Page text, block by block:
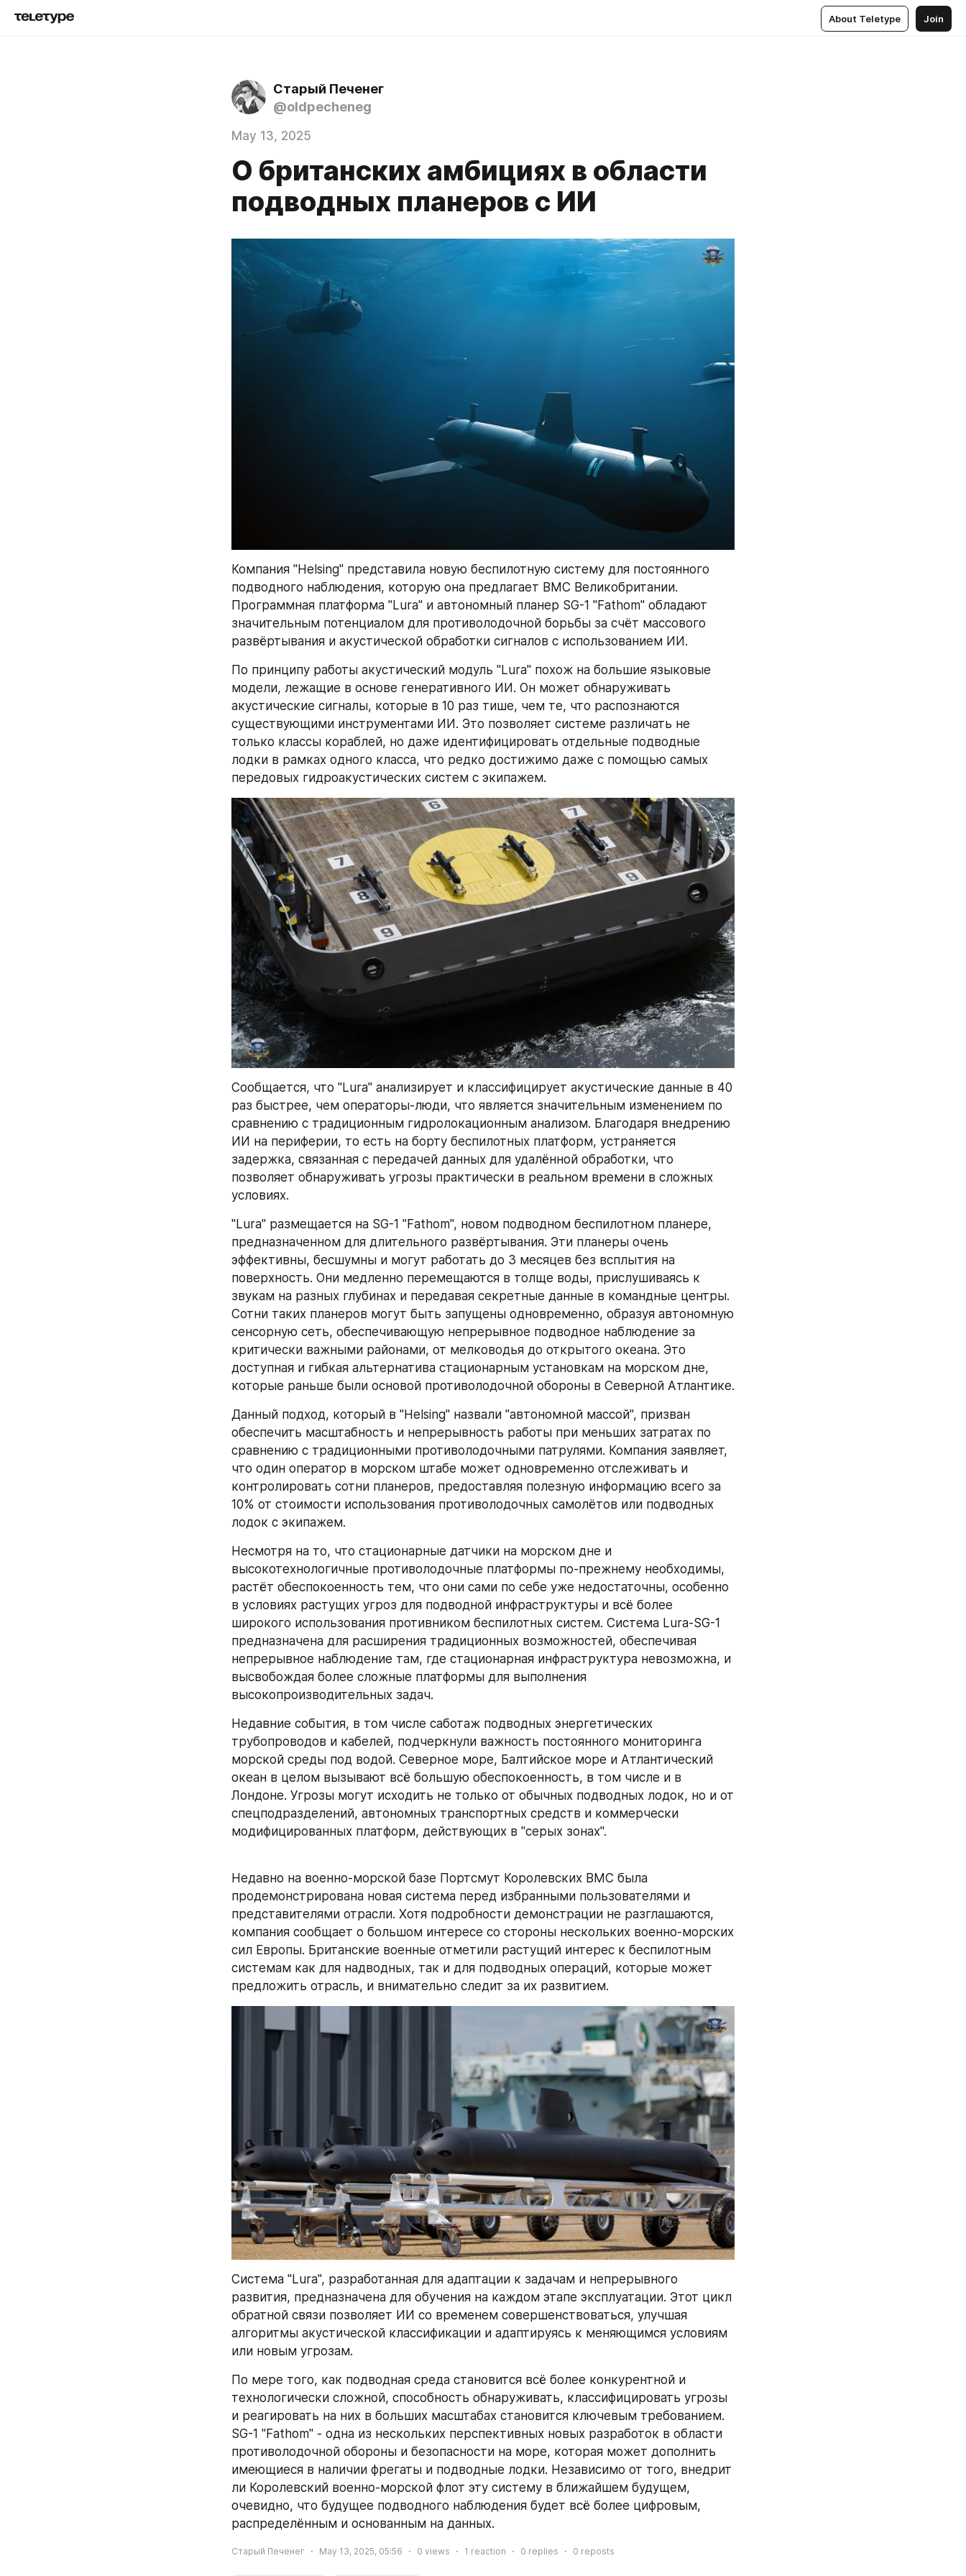
About Teletype Join
Старый Печенег
@oldpecheneg
May 13, 2025
О британских амбициях в области
подводных планеров с ИИ
Компания "Helsing" представила новую беспилотную систему для постоянного
подводного наблюдения, которую она предлагает ВМС Великобритании.
Программная платформа "Lura" и автономный планер SG-1 "Fathom" обладают
значительным потенциалом для противолодочной борьбы за счёт массового
развёртывания и акустической обработки сигналов с использованием ИИ.
По принципу работы акустический модуль "Lura" похож на большие языковые
модели, лежащие в основе генеративного ИИ. Он может обнаруживать
акустические сигналы, которые в 10 раз тише, чем те, что распознаются
существующими инструментами ИИ. Это позволяет системе различать не
только классы кораблей, но даже идентифицировать отдельные подводные
лодки в рамках одного класса, что редко достижимо даже с помощью самых
передовых гидроакустических систем с экипажем.
Сообщается, что "Lura" анализирует и классифицирует акустические данные в 40
раз быстрее, чем операторы-люди, что является значительным изменением по
сравнению с традиционным гидролокационным анализом. Благодаря внедрению
ИИ на периферии, то есть на борту беспилотных платформ, устраняется
задержка, связанная с передачей данных для удалённой обработки, что
позволяет обнаруживать угрозы практически в реальном времени в сложных
условиях.
"Lura" размещается на SG-1 "Fathom", новом подводном беспилотном планере,
предназначенном для длительного развёртывания. Эти планеры очень
эффективны, бесшумны и могут работать до 3 месяцев без всплытия на
поверхность. Они медленно перемещаются в толще воды, прислушиваясь к
звукам на разных глубинах и передавая секретные данные в командные центры.
Сотни таких планеров могут быть запущены одновременно, образуя автономную
сенсорную сеть, обеспечивающую непрерывное подводное наблюдение за
критически важными районами, от мелководья до открытого океана. Это
доступная и гибкая альтернатива стационарным установкам на морском дне,
которые раньше были основой противолодочной обороны в Северной Атлантике.
Данный подход, который в "Helsing" назвали "автономной массой", призван
обеспечить масштабность и непрерывность работы при меньших затратах по
сравнению с традиционными противолодочными патрулями. Компания заявляет,
что один оператор в морском штабе может одновременно отслеживать и
контролировать сотни планеров, предоставляя полезную информацию всего за
10% от стоимости использования противолодочных самолётов или подводных
лодок с экипажем.
Несмотря на то, что стационарные датчики на морском дне и
высокотехнологичные противолодочные платформы по-прежнему необходимы,
растёт обеспокоенность тем, что они сами по себе уже недостаточны, особенно
в условиях растущих угроз для подводной инфраструктуры и всё более
широкого использования противником беспилотных систем. Система Lura-SG-1
предназначена для расширения традиционных возможностей, обеспечивая
непрерывное наблюдение там, где стационарная инфраструктура невозможна, и
высвобождая более сложные платформы для выполнения
высокопроизводительных задач.
Недавние события, в том числе саботаж подводных энергетических
трубопроводов и кабелей, подчеркнули важность постоянного мониторинга
морской среды под водой. Северное море, Балтийское море и Атлантический
океан в целом вызывают всё большую обеспокоенность, в том числе и в
Лондоне. Угрозы могут исходить не только от обычных подводных лодок, но и от
спецподразделений, автономных транспортных средств и коммерчески
модифицированных платформ, действующих в "серых зонах".
Недавно на военно-морской базе Портсмут Королевских ВМС была
продемонстрирована новая система перед избранными пользователями и
представителями отрасли. Хотя подробности демонстрации не разглашаются,
компания сообщает о большом интересе со стороны нескольких военно-морских
сил Европы. Британские военные отметили растущий интерес к беспилотным
системам как для надводных, так и для подводных операций, которые может
предложить отрасль, и внимательно следит за их развитием.
Система "Lura", разработанная для адаптации к задачам и непрерывного
развития, предназначена для обучения на каждом этапе эксплуатации. Этот цикл
обратной связи позволяет ИИ со временем совершенствоваться, улучшая
алгоритмы акустической классификации и адаптируясь к меняющимся условиям
или новым угрозам.
По мере того, как подводная среда становится всё более конкурентной и
технологически сложной, способность обнаруживать, классифицировать угрозы
и реагировать на них в больших масштабах становится ключевым требованием.
SG-1 "Fathom" - одна из нескольких перспективных новых разработок в области
противолодочной обороны и безопасности на море, которая может дополнить
имеющиеся в наличии фрегаты и подводные лодки. Независимо от того, внедрит
ли Королевский военно-морской флот эту систему в ближайшем будущем,
очевидно, что будущее подводного наблюдения будет всё более цифровым,
распределённым и основанным на данных.
Старый Печенег May 13, 2025, 05:56 0 views 1 reaction 0 replies 0 reposts